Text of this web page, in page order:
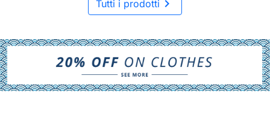
Tutti i prodotti 